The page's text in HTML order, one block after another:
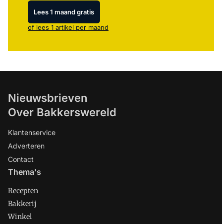
Lees 1 maand gratis
of lees 1 artikel per maand
Nieuwsbrieven
Over Bakkerswereld
Klantenservice
Adverteren
Contact
Thema's
Recepten
Bakkerij
Winkel